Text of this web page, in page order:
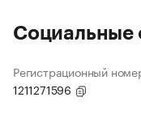
Социальные
Регистрационный
1211271596